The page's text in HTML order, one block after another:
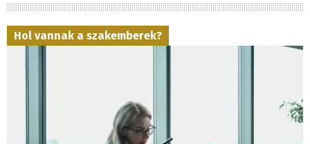
Hol vannak a szakemberek?